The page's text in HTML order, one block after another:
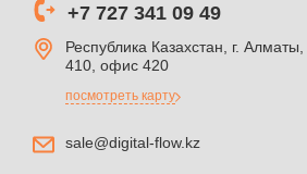
+7 727 341 09 49
Республика Казахстан, г.
410, офис 420
посмотреть карту
sale@digital-flow.kz